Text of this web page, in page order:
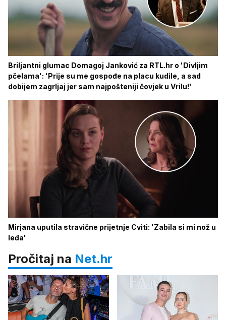
Briljantni glumac Domagoj Janković za RTL.hr o 'Divljim
pčelama': 'Prije su me gospođe na placu kudile, a sad
dobijem zagrljaj jer sam najpošteniji čovjek u Vrilu!'
Mirjana uputila stravične prijetnje Cviti: 'Zabila si mi nož u
leđa'
Pročitaj na Net.hr